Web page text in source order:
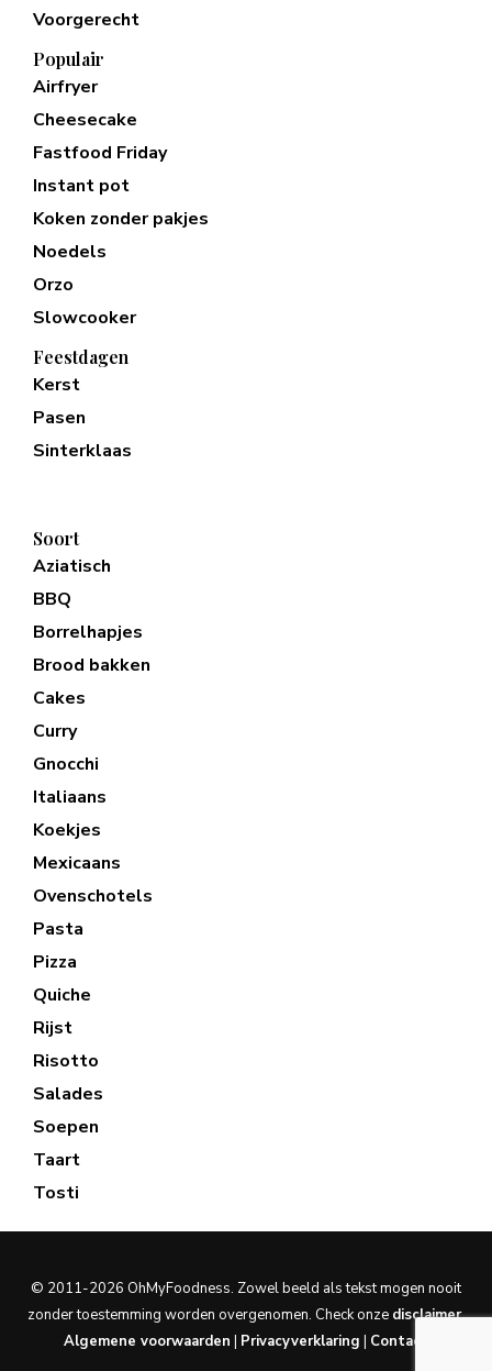
Voorgerecht
Populair
Airfryer
Cheesecake
Fastfood Friday
Instant pot
Koken zonder pakjes
Noedels
Orzo
Slowcooker
Feestdagen
Kerst
Pasen
Sinterklaas
Soort
Aziatisch
BBQ
Borrelhapjes
Brood bakken
Cakes
Curry
Gnocchi
Italiaans
Koekjes
Mexicaans
Ovenschotels
Pasta
Pizza
Quiche
Rijst
Risotto
Salades
Soepen
Taart
Tosti
© 2011-2026 OhMyFoodness. Zowel beeld als tekst mogen nooit
zonder toestemming worden overgenomen. Check onze disclaimer.
Algemene voorwaarden | Privacyverklaring | Contact